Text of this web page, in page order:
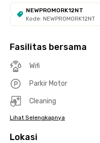
NEWPROMORK12NT
Kode: NEWPROMORK12NT
Fasilitas bersama
Wifi
Parkir Motor
Cleaning
Lihat Selengkapnya
Lokasi